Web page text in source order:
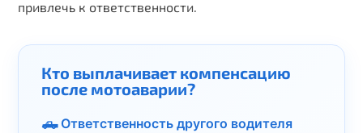
привлечь к ответственности.
Кто выплачивает компенсацию
после мотоаварии?
🛻 Ответственность другого водителя